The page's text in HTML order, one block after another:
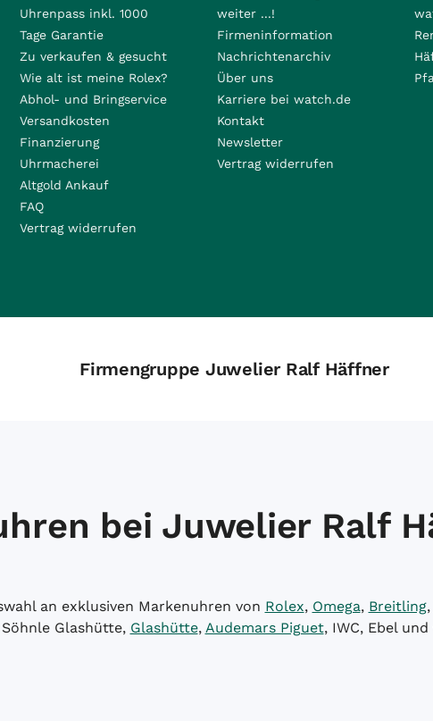
Uhrenpass inkl. 1000
Tage Garantie
Zu verkaufen & gesucht
Wie alt ist meine Rolex?
Abhol- und Bringservice
Versandkosten
Finanzierung
Uhrmacherei
Altgold Ankauf
FAQ
Vertrag widerrufen
weiter ...!
Firmeninformation
Nachrichtenarchiv
Über uns
Karriere bei watch.de
Kontakt
Newsletter
Vertrag widerrufen
Firmengruppe Juwelier Ralf Häffner
bei Juwelier Ralf
an exklusiven Markenuhren von Rolex, Omega, Breitling,
Glashütte, Glashütte, Audemars Piguet, IWC, Ebel